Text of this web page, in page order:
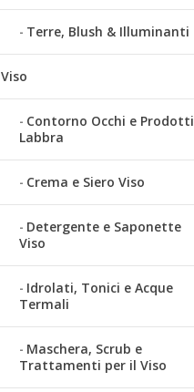
Terre, Blush & Illuminanti
Viso
Contorno Occhi e Prodotti
Labbra
Crema e Siero Viso
Detergente e Saponette
Viso
Idrolati, Tonici e Acque
Termali
Maschera, Scrub e
Trattamenti per il Viso